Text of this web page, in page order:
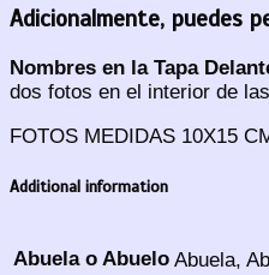
Adicionalmente, puedes
Nombres en la Tapa
dos fotos en el interior de
FOTOS MEDIDAS 10X15
Additional information
Abuela o Abuelo Abuela,